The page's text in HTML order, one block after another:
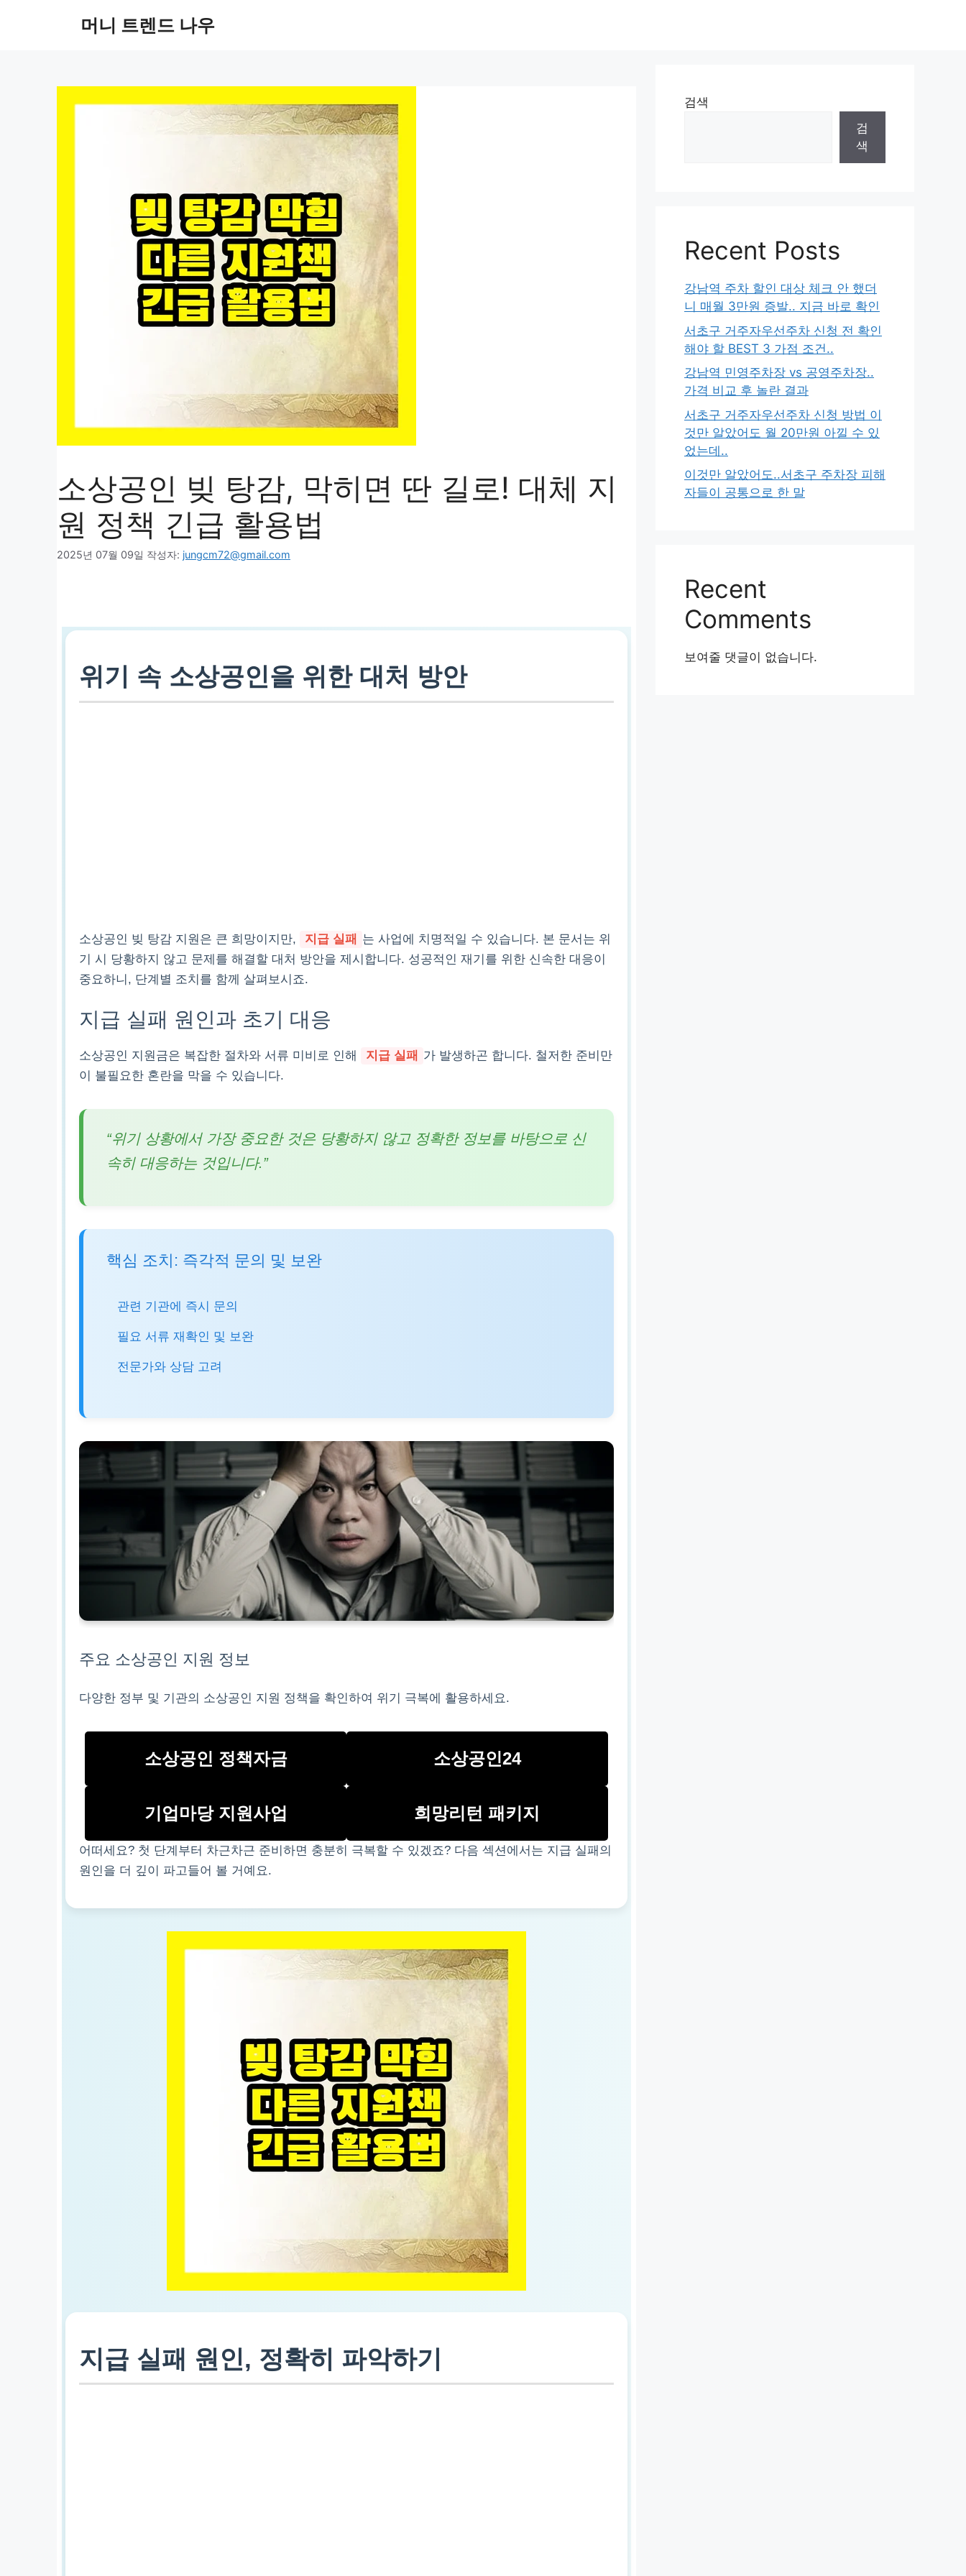
머니 트렌드 나우
소상공인 빚 탕감, 막히면 딴 길로! 대체 지
원 정책 긴급 활용법
2025년 07월 09일 작성자: jungcm72@gmail.com
위기 속 소상공인을 위한 대처 방안
소상공인 빚 탕감 지원은 큰 희망이지만, 지급 실패 는 사업에 치명적일 수 있습니다. 본 문서는 위
기 시 당황하지 않고 문제를 해결할 대처 방안을 제시합니다. 성공적인 재기를 위한 신속한 대응이
중요하니, 단계별 조치를 함께 살펴보시죠.
지급 실패 원인과 초기 대응
소상공인 지원금은 복잡한 절차와 서류 미비로 인해 지급 실패 가 발생하곤 합니다. 철저한 준비만
이 불필요한 혼란을 막을 수 있습니다.
“위기 상황에서 가장 중요한 것은 당황하지 않고 정확한 정보를 바탕으로 신
속히 대응하는 것입니다.”
핵심 조치: 즉각적 문의 및 보완
관련 기관에 즉시 문의
필요 서류 재확인 및 보완
전문가와 상담 고려
주요 소상공인 지원 정보
다양한 정부 및 기관의 소상공인 지원 정책을 확인하여 위기 극복에 활용하세요.
소상공인 정책자금 소상공인24
기업마당 지원사업 희망리턴 패키지
어떠세요? 첫 단계부터 차근차근 준비하면 충분히 극복할 수 있겠죠? 다음 섹션에서는 지급 실패의
원인을 더 깊이 파고들어 볼 거예요.
지급 실패 원인, 정확히 파악하기
검색
검
색
Recent Posts
강남역 주차 할인 대상 체크 안 했더
니 매월 3만원 증발.. 지금 바로 확인
서초구 거주자우선주차 신청 전 확인
해야 할 BEST 3 가점 조건..
강남역 민영주차장 vs 공영주차장..
가격 비교 후 놀란 결과
서초구 거주자우선주차 신청 방법 이
것만 알았어도 월 20만원 아낄 수 있
었는데..
이것만 알았어도..서초구 주차장 피해
자들이 공통으로 한 말
Recent
Comments
보여줄 댓글이 없습니다.